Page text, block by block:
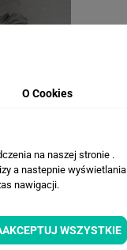
O Cookies
na naszej stronie .
a nastepnie wyświetlania
nawigacji.
WSZYSTKIE